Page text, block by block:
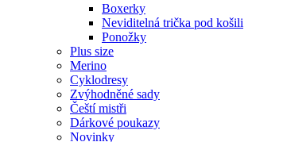
Boxerky
Neviditelná trička pod košili
Ponožky
Plus size
Merino
Cyklodresy
Zvýhodněné sady
Čeští mistři
Dárkové poukazy
Novinky